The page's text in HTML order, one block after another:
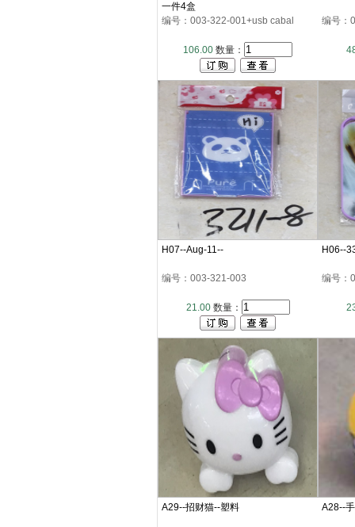
一件4盒
编号：003-322-001+usb cabal
106.00 数量：
编号：
H07--Aug-11--
编号：003-321-003
21.00数量：
H06--
编号：
A29--招财猫--塑料 A28--